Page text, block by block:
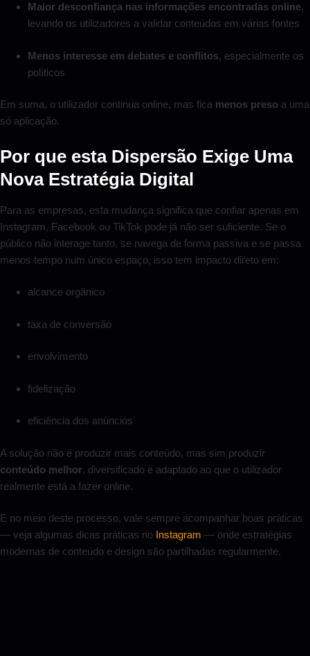
Maior desconfiança nas informações encontradas online,
levando os utilizadores a validar conteúdos em várias fontes
Menos interesse em debates e conflitos, especialmente os
políticos
Em suma, o utilizador continua online, mas fica menos preso a uma
só aplicação.
Por que esta Dispersão Exige Uma
Nova Estratégia Digital
Para as empresas, esta mudança significa que confiar apenas em
Instagram, Facebook ou TikTok pode já não ser suficiente. Se o
público não interage tanto, se navega de forma passiva e se passa
menos tempo num único espaço, isso tem impacto direto em:
alcance orgânico
taxa de conversão
envolvimento
fidelização
eficiência dos anúncios
A solução não é produzir mais conteúdo, mas sim produzir
conteúdo melhor, diversificado e adaptado ao que o utilizador
realmente está a fazer online.
E no meio deste processo, vale sempre acompanhar boas práticas
— veja algumas dicas práticas no Instagram — onde estratégias
modernas de conteúdo e design são partilhadas regularmente.